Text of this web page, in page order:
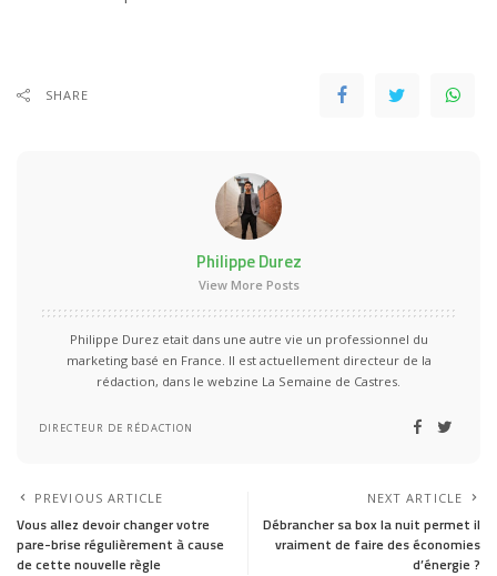
SHARE
Philippe Durez
View More Posts
Philippe Durez etait dans une autre vie un professionnel du
marketing basé en France. Il est actuellement directeur de la
rédaction, dans le webzine La Semaine de Castres.
DIRECTEUR DE RÉDACTION
PREVIOUS ARTICLE
Vous allez devoir changer votre
pare-brise régulièrement à cause
de cette nouvelle règle
NEXT ARTICLE
Débrancher sa box la nuit permet il
vraiment de faire des économies
d’énergie ?